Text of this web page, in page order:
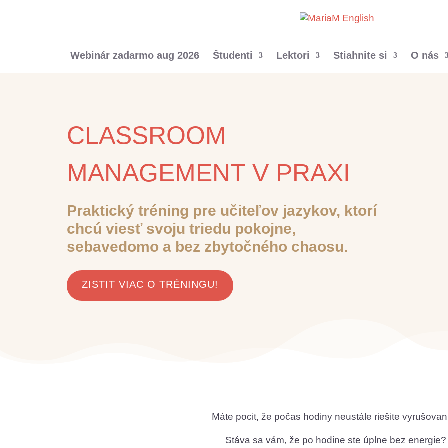
Webinár zadarmo aug 2026 Študenti Lektori Stiahnite si O nás
CLASSROOM
MANAGEMENT V PRAXI
Praktický tréning pre učiteľov jazykov, ktorí
chcú viesť svoju triedu pokojne,
sebavedomo a bez zbytočného chaosu.
ZISTIT VIAC O TRÉNINGU!
Máte pocit, že počas hodiny neustále riešite
Stáva sa vám, že po hodine ste úplne bez energie?